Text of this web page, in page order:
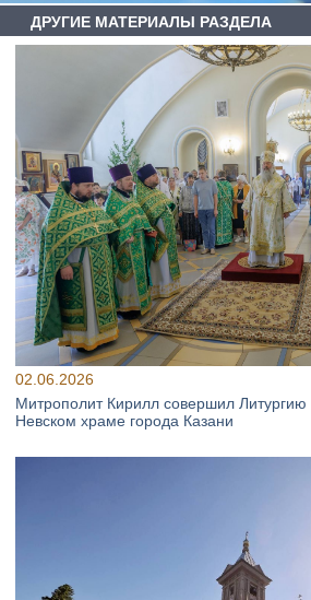
ДРУГИЕ МАТЕРИАЛЫ РАЗДЕЛА
02.06.2026
Митрополит Кирилл совершил Литургию
Невском храме города Казани